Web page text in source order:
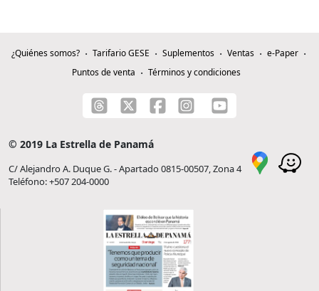
¿Quiénes somos? Tarifario GESE Suplementos Ventas
e-Paper
Puntos de venta
Términos y condiciones
© 2019 La Estrella de Panamá
C/ Alejandro A. Duque G. - Apartado 0815-00507, Zona 4
Teléfono: +507 204-0000